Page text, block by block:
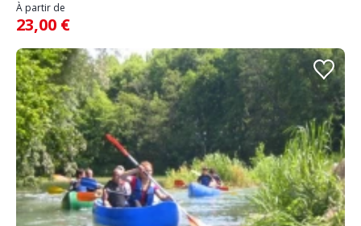
À partir de
23,00 €